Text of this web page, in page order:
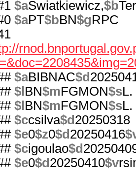
$aSwiatkiewicz,$b
$aPT$bBN$gRPC
$aBIBNAC$d
$l BN$mFGMON$sL.
$l BN$mFGMON$sL.
$ccsilva$d 20250318
$e0$z0$d 20250416
$cigoulao$d
$e0$d 20250410$v